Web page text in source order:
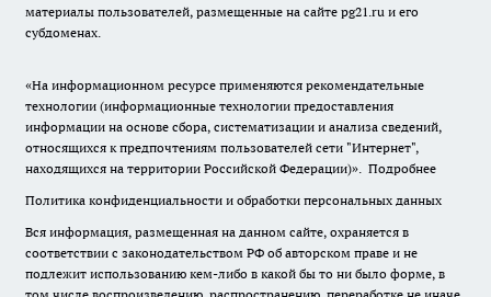
материалы пользователей, размещенные на сайте pg21.ru и его
субдоменах.
«На информационном ресурсе применяются рекомендательные
технологии (информационные технологии предоставления
информации на основе сбора, систематизации и анализа сведений,
относящихся к предпочтениям пользователей сети "Интернет",
находящихся на территории Российской Федерации)». Подробнее
Политика конфиденциальности и обработки персональных данных
Вся информация, размещенная на данном сайте, охраняется в
соответствии с законодательством РФ об авторском праве и не
подлежит использованию кем-либо в какой бы то ни было форме, в